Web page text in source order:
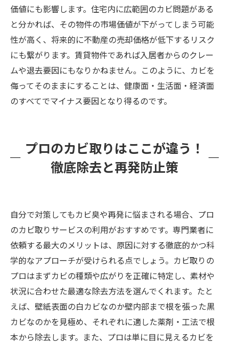
価値にも影響します。住宅内に広範囲のカビ問題がある
と分かれば、その物件の市場価値が下がってしまう可能
性が高く、将来的に不動産の売却価格が低下するリスク
にも繋がります。賃貸物件であれば入居者からのクレー
ムや退去要因にもなりかねません。このように、カビを
侮ってそのままにすることは、健康面・生活面・経済面
のすべてでマイナス要因となり得るのです。
プロのカビ取りはここが違う！
徹底除去と再発防止策
自分で対策してもカビ臭や再発に悩まされる場合、プロ
のカビ取りサービスの利用がおすすめです。専門業者に
依頼する最大のメリットは、原因に対する徹底的かつ科
学的なアプローチが受けられる点でしょう。カビ取りの
プロはまずカビの種類や広がりを正確に特定し、素材や
状況に合わせた最適な除去方法を選んでくれます。たと
えば、壁紙表面の白カビなのか壁内部まで根を張った黒
カビなのかを見極め、それぞれに適した薬剤・工法で根
本から除去します。また、プロは単に目に見えるカビを